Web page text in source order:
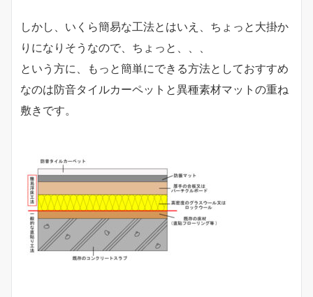
しかし、いくら簡易な工法とはいえ、ちょっと大掛か
りになりそうなので、ちょっと、、、
という方に、もっと簡単にできる方法としておすすめ
なのは防音タイルカーペットと異種素材マットの重ね
敷きです。